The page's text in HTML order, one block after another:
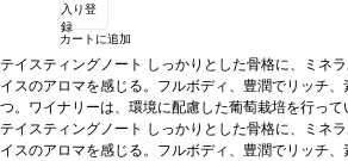
入り登
録
カートに追加
テイスティングノート しっかりとした骨格に、ミネ
イスのアロマを感じる。フルボディ、豊潤でリッチ
つ。ワイナリーは、環境に配慮した葡萄栽培を行って
ーリョ 100%*本ヴィンテージが在庫切れの場合、在
自動的に次のヴィンテージに変更されます、ご了承く
テイスティングノート しっかりとした骨格に、ミネ
イスのアロマを感じる。フルボディ、豊潤でリッチ